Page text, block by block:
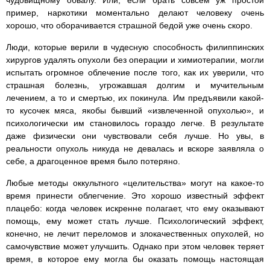
пример, наркотики моментально делают человеку очень
хорошо, что оборачивается страшной бедой уже очень скоро.
Люди, которые верили в чудесную способность филиппинских
хирургов удалять опухоли без операции и химиотерапии, могли
испытать огромное облечение после того, как их уверили, что
страшная болезнь, угрожавшая долгим и мучительным
лечением, а то и смертью, их покинула. Им предъявили какой-
то кусочек мяса, якобы бывший «извлеченной опухолью», и
психологически им становилось гораздо легче. В результате
даже физически они чувствовали себя лучше. Но увы, в
реальности опухоль никуда не девалась и вскоре заявляла о
себе, а драгоценное время было потеряно.
Любые методы оккультного «целительства» могут на какое-то
время принести облегчение. Это хорошо известный эффект
плацебо: когда человек искренне полагает, что ему оказывают
помощь, ему может стать лучше. Психологический эффект,
конечно, не лечит переломов и злокачественных опухолей, но
самочувствие может улучшить. Однако при этом человек теряет
время, в которое ему могла бы оказать помощь настоящая